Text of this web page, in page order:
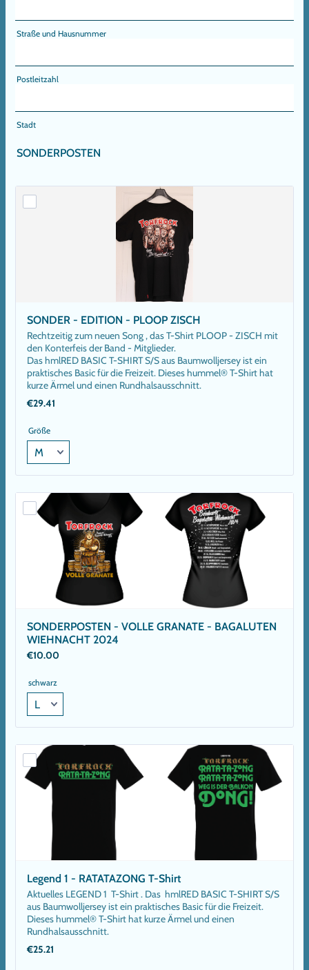
Straße und Hausnummer
Postleitzahl
Stadt
SONDERPOSTEN
SONDER - EDITION - PLOOP ZISCH
Rechtzeitig zum neuen Song , das T-Shirt PLOOP - ZISCH mit
den Konterfeis der Band - Mitglieder.
Das hmlRED BASIC T-SHIRT S/S aus Baumwolljersey ist ein
praktisches Basic für die Freizeit. Dieses hummel® T-Shirt hat
kurze Ärmel und einen Rundhalsausschnitt.
€29.41
€29.41
Größe
SONDERPOSTEN - VOLLE GRANATE - BAGALUTEN
WIEHNACHT 2024
€10.00
€10.00
schwarz
Legend 1 - RATATAZONG T-Shirt
Aktuelles LEGEND 1 T-Shirt . Das hmlRED BASIC T-SHIRT S/S
aus Baumwolljersey ist ein praktisches Basic für die Freizeit.
Dieses hummel® T-Shirt hat kurze Ärmel und einen
Rundhalsausschnitt.
€25.21
€25.21